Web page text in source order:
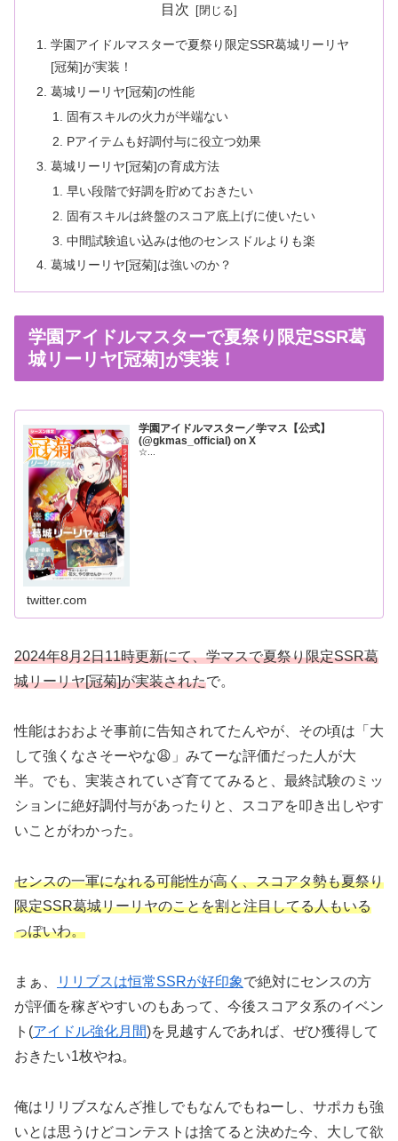
目次
学園アイドルマスターで夏祭り限定SSR葛城リーリヤ
[冠菊]が実装！
葛城リーリヤ[冠菊]の性能
固有スキルの火力が半端ない
Pアイテムも好調付与に役立つ効果
葛城リーリヤ[冠菊]の育成方法
早い段階で好調を貯めておきたい
固有スキルは終盤のスコア底上げに使いたい
中間試験追い込みは他のセンスドルよりも楽
葛城リーリヤ[冠菊]は強いのか？
学園アイドルマスターで夏祭り限定SSR葛
城リーリヤ[冠菊]が実装！
学園アイドルマスター／学マス【公式】
(@gkmas_official) on X
☆...
twitter.com
2024年8月2日11時更新にて、学マスで夏祭り限定SSR葛
城リーリヤ[冠菊]が実装されたで。
性能はおおよそ事前に告知されてたんやが、その頃は「大
して強くなさそーやな😩」みてーな評価だった人が大
半。でも、実装されていざ育ててみると、最終試験のミッ
ションに絶好調付与があったりと、スコアを叩き出しやす
いことがわかった。
センスの一軍になれる可能性が高く、スコアタ勢も夏祭り
限定SSR葛城リーリヤのことを割と注目してる人もいる
っぽいわ。
まぁ、 リリブスは恒常SSRが好印象で絶対にセンスの方
が評価を稼ぎやすいのもあって、今後スコアタ系のイベン
ト(アイドル強化月間)を見越すんであれば、ぜひ獲得して
おきたい1枚やね。
俺はリリブスなんざ推しでもなんでもねーし、サポカも強
いとは思うけどコンテストは捨てると決めた今、大して欲